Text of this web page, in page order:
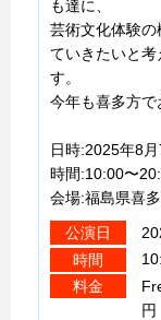
も達に、
芸術文化体験の
ていきたいと考
す。
今年も喜多方
日時:2025年8
時間:10:00〜
会場:福島県喜
公演日
時間
料金